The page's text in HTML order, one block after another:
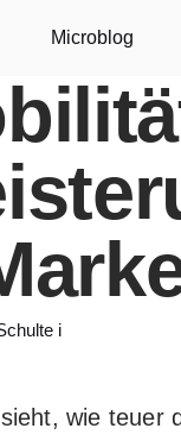
Microblog
i
wie teuer